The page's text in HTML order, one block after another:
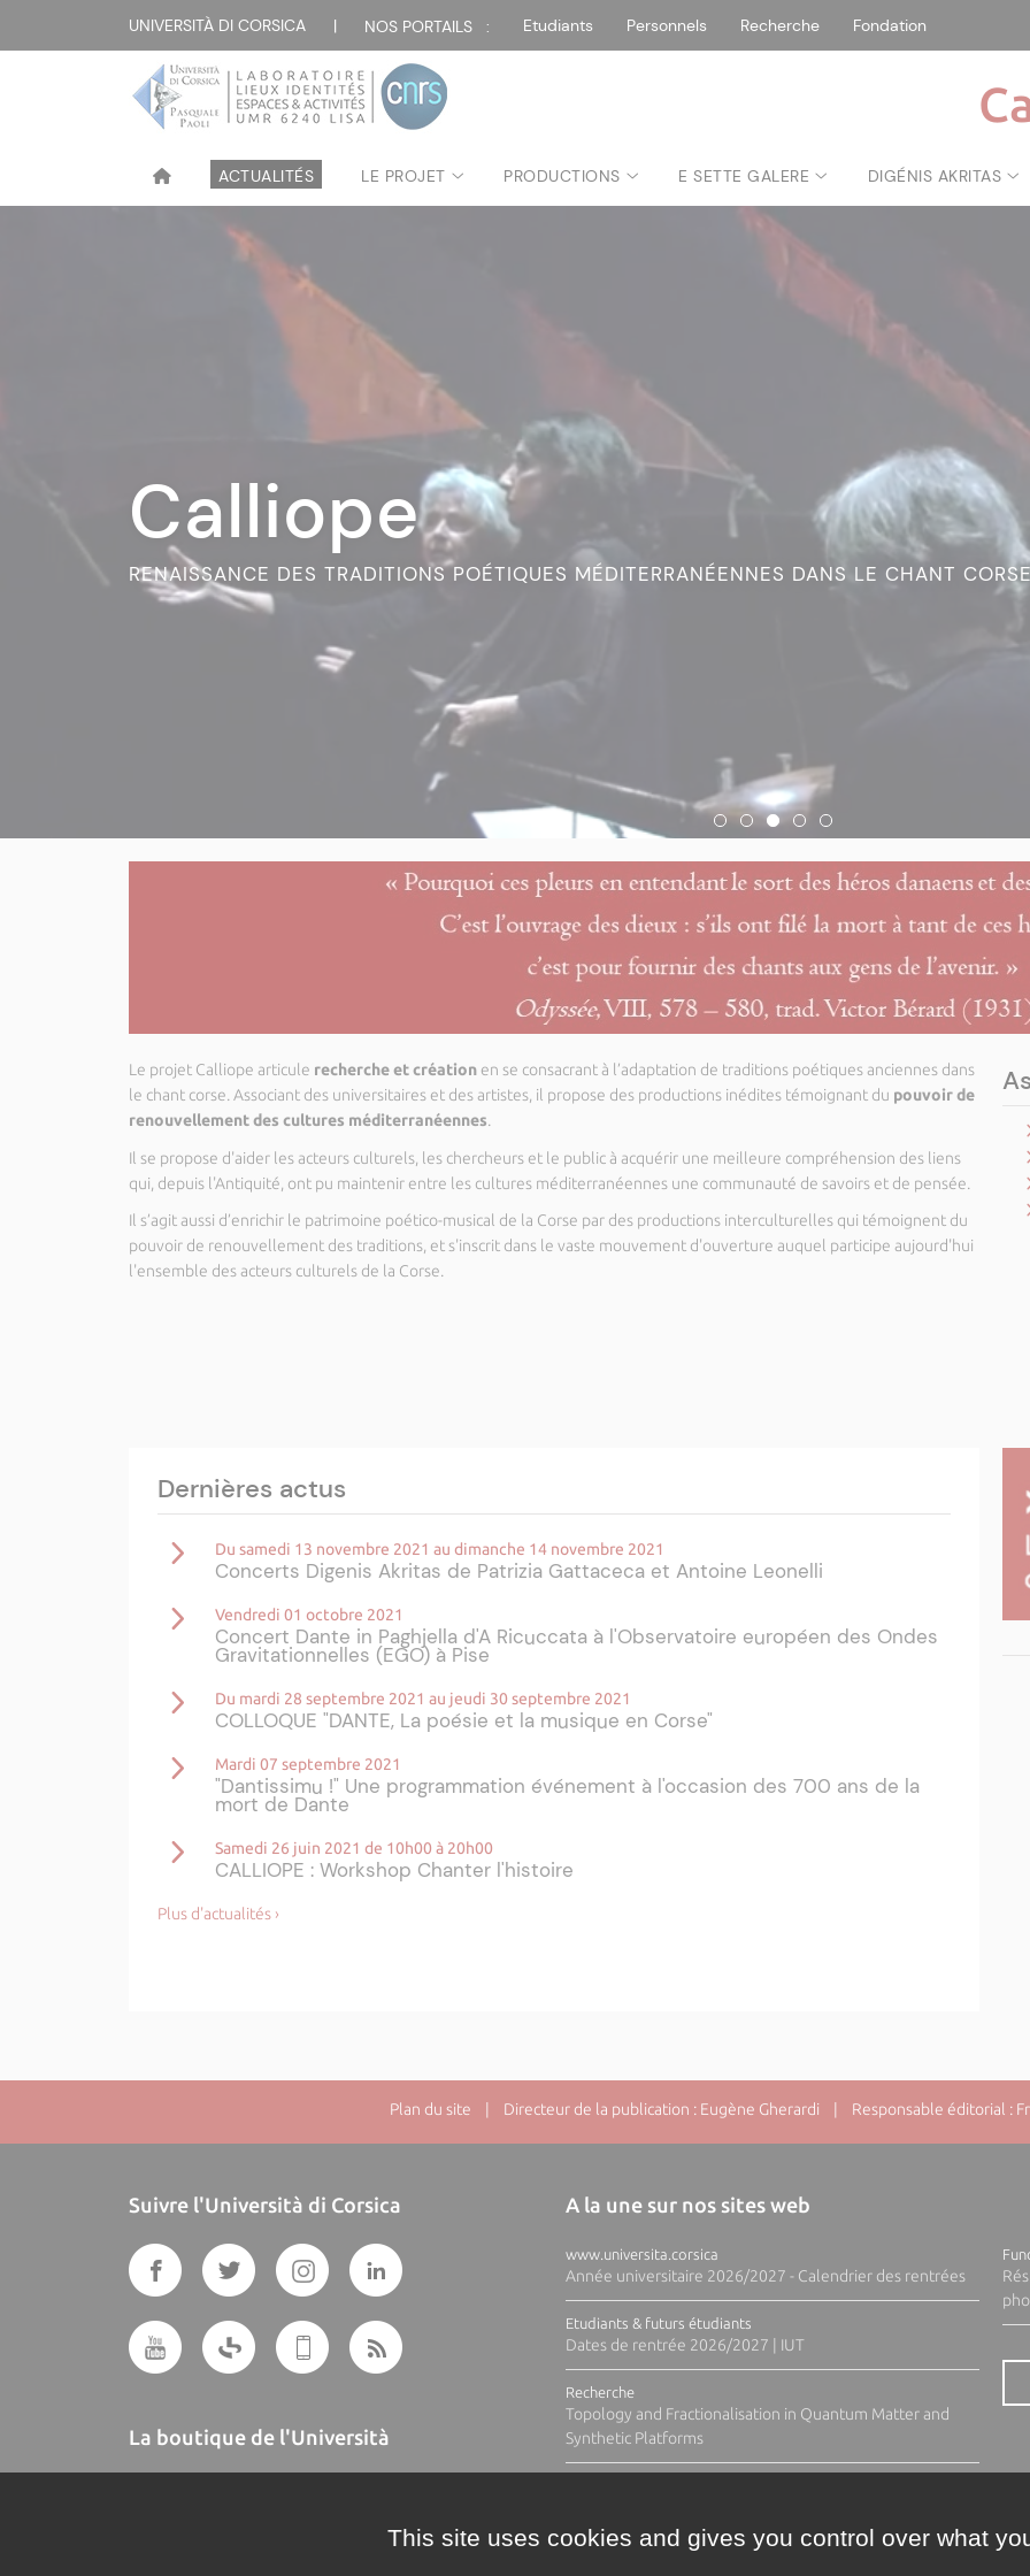
UNIVERSITÀ DI CORSICA | NOS PORTAILS : Etudiants Personnels Recherche Fondation
ACTUALITÉS LE PROJET PRODUCTIONS E SETTE GALERE DIGÉNIS AKRITAS
Calliope
Calliope
Calliope
RENAISSANCE DES TRADITIONS POÉTIQUES MÉDITERRANÉENNES DANS LE CHANT
Calliope
Calliope
Le projet Calliope articule recherche et création en se consacrant à l’adaptation de traditions poétiques anciennes dans
le chant corse. Associant des universitaires et des artistes, il propose des productions inédites témoignant du pouvoir de
renouvellement des cultures méditerranéennes
Il se propose d'aider les acteurs culturels, les chercheurs et le public à acquérir une meilleure compréhension des liens
qui, depuis l'Antiquité, ont pu maintenir entre les cultures méditerranéennes une communauté de savoirs et de pensée.
Il s’agit aussi d’enrichir le patrimoine poético-musical de la Corse par des productions interculturelles qui témoignent du
pouvoir de renouvellement des traditions, et s'inscrit dans le vaste mouvement d'ouverture auquel participe aujourd'hui
l'ensemble des acteurs culturels de la Corse.
Dernières actus
Du samedi 13 novembre 2021 au dimanche 14 novembre 2021
Concerts Digenis Akritas de Patrizia Gattaceca et Antoine Leonelli
Vendredi 01 octobre 2021
Concert Dante in Paghjella d'A Ricuccata à l'Observatoire européen des Ondes
Gravitationnelles (EGO) à Pise
Du mardi 28 septembre 2021 au jeudi 30 septembre 2021
COLLOQUE "DANTE, La poésie et la musique en Corse"
Mardi 07 septembre 2021
"Dantissimu !" Une programmation événement à l'occasion des 700 ans de la
mort de Dante
Samedi 26 juin 2021 de 10h00 à 20h00
CALLIOPE : Workshop Chanter l'histoire
Plus d'actualités ›
Plan du site | Directeur de la publication : Eugène Gherardi | Responsable éditorial :
Suivre l'Università di Corsica
La boutique de l'Università
A la une sur nos sites web
www.universita.corsica
Année universitaire 2026/2027 - Calendrier des rentrées
Etudiants & futurs étudiants
Dates de rentrée 2026/2027 | IUT
Recherche
Topology and Fractionalisation in Quantum Matter and
Synthetic Platforms
This site uses cookies and gives you control over what